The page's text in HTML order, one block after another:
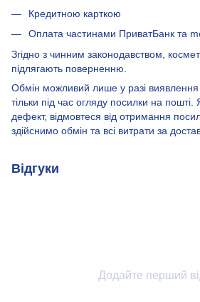
Кредитною карткою
Оплата частинами ПриватБанк та
Згідно з чинним законодавством,
підлягають поверненню.
Обмін можливий лише у разі виявлення
тільки під час огляду посилки на
дефект, відмовтеся від отримання
здійснимо обмін та всі витрати за
Відгуки
Додайте перший